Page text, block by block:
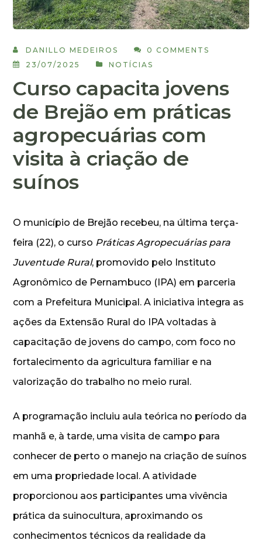
DANILLO MEDEIROS
0 COMMENTS
23/07/2025
NOTÍCIAS
Curso capacita jovens
de Brejão em práticas
agropecuárias com
visita à criação de
suínos
O município de Brejão recebeu, na última terça-
feira (22), o curso Práticas Agropecuárias para
Juventude Rural, promovido pelo Instituto
Agronômico de Pernambuco (IPA) em parceria
com a Prefeitura Municipal. A iniciativa integra as
ações da Extensão Rural do IPA voltadas à
capacitação de jovens do campo, com foco no
fortalecimento da agricultura familiar e na
valorização do trabalho no meio rural.
A programação incluiu aula teórica no período da
manhã e, à tarde, uma visita de campo para
conhecer de perto o manejo na criação de suínos
em uma propriedade local. A atividade
proporcionou aos participantes uma vivência
prática da suinocultura, aproximando os
conhecimentos técnicos da realidade da